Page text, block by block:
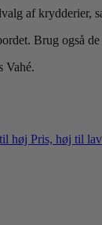
af krydderier,
Brug også
Vahé.
høj Pris, høj til lav